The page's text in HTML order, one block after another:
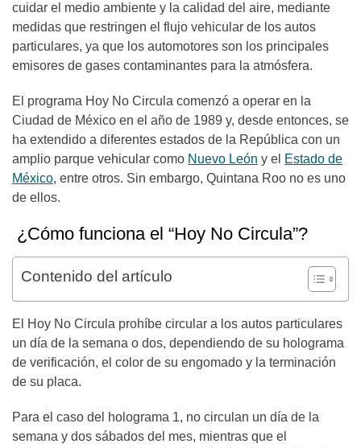
cuidar el medio ambiente y la calidad del aire, mediante
medidas que restringen el flujo vehicular de los autos
particulares, ya que los automotores son los principales
emisores de gases contaminantes para la atmósfera.
El programa Hoy No Circula comenzó a operar en la
Ciudad de México en el año de 1989 y, desde entonces, se
ha extendido a diferentes estados de la República con un
amplio parque vehicular como Nuevo León y el Estado de
México, entre otros. Sin embargo, Quintana Roo no es uno
de ellos.
¿Cómo funciona el “Hoy No Circula”?
Contenido del artículo
El Hoy No Circula prohíbe circular a los autos particulares
un día de la semana o dos, dependiendo de su holograma
de verificación, el color de su engomado y la terminación
de su placa.
Para el caso del holograma 1, no circulan un día de la
semana y dos sábados del mes, mientras que el